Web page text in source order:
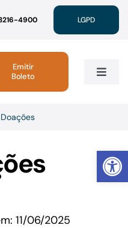
Abrir
4900 LGPD
Toggle
Emitir
Boleto
Doações
11/06/2025